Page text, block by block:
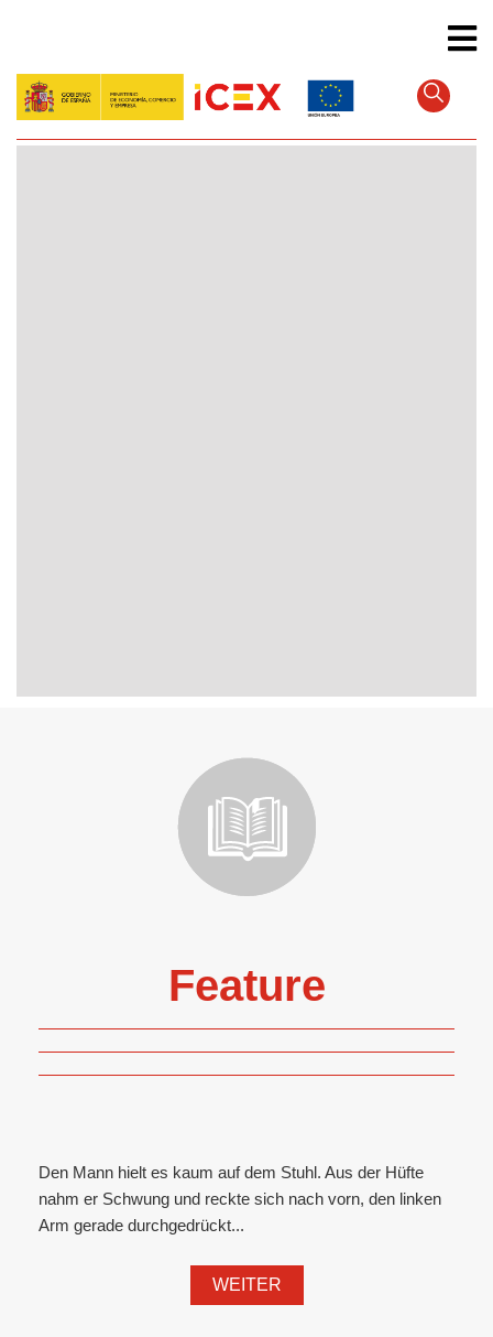
Feature
Den Mann hielt es kaum auf dem Stuhl. Aus der Hüfte
nahm er Schwung und reckte sich nach vorn, den linken
Arm gerade durchgedrückt...
WEITER